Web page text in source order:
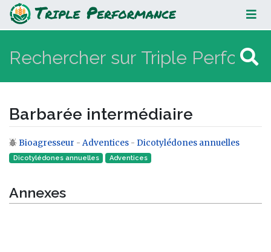
Barbarée intermédiaire
Barbarée intermédiaire
Aller à :navigation,rechercher
Bioagresseur - Adventices - Dicotylédones annuelles
Dicotylédones annuelles Adventices
Annexes